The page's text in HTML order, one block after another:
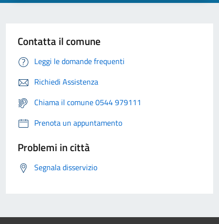
Contatta il comune
Leggi le domande frequenti
Richiedi Assistenza
Chiama il comune 0544 979111
Prenota un appuntamento
Problemi in città
Segnala disservizio